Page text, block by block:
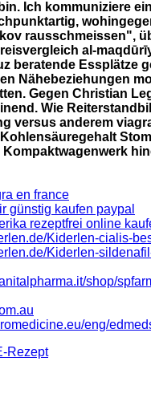
Ich kommuniziere
rausschmeissen",
al-
beratende Essplätze
Nähebeziehungen
Gegen Christian
Wie
versus anderem
en france
günstig kaufen paypal
rezeptfrei online
Kiderlen-cialis-
Kiderlen-
shop/
eng/
Rezept